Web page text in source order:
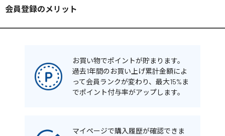
会員登録のメリット
お買い物でポイントが貯まります。
過去1年間のお買い上げ累計金額によ
って会員ランクが変わり、最大15%ま
でポイント付与率がアップします。
マイページで購入履歴が確認できま